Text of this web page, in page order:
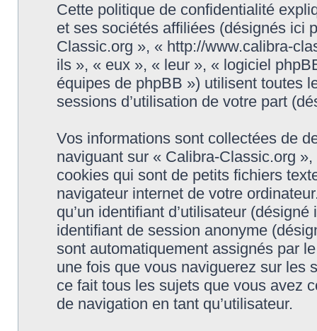
Cette politique de confidentialité
et ses sociétés affiliées (désignés ici
Classic.org », « http://www.calibra-
ils », « eux », « leur », « logiciel
équipes de phpBB ») utilisent toutes
sessions d’utilisation de votre part
Vos informations sont collectées de
naviguant sur « Calibra-Classic.org
cookies qui sont de petits fichiers
navigateur internet de votre
qu’un identifiant d’utilisateur
identifiant de session anonyme
sont automatiquement assignés par
une fois que vous naviguerez sur les
ce fait tous les sujets que vous avez
de navigation en tant qu’utilisateur.